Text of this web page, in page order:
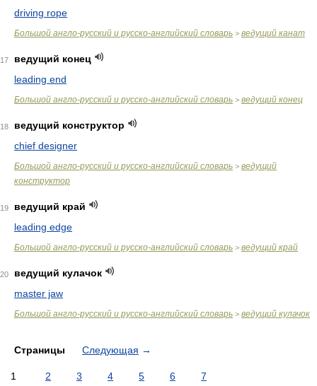
driving rope
Большой англо-русский и русско-английский словарь > ведущий канат
17
ведущий конец
leading end
Большой англо-русский и русско-английский словарь > ведущий конец
18
ведущий конструктор
chief designer
Большой англо-русский и русско-английский словарь > ведущий
конструктор
19
ведущий край
leading edge
Большой англо-русский и русско-английский словарь > ведущий край
20
ведущий кулачок
master jaw
Большой англо-русский и русско-английский словарь > ведущий кулачок
Страницы Следующая →
1 2 3 4 5 6 7